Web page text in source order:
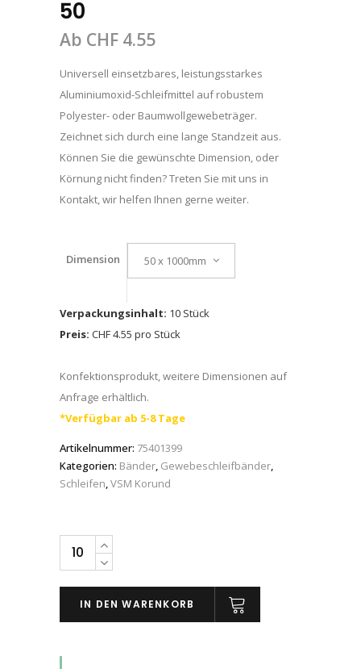
50
Ab CHF 4.55
Universell einsetzbares, leistungsstarkes
Aluminiumoxid-Schleifmittel auf robustem
Polyester- oder Baumwollgewebeträger.
Zeichnet sich durch eine lange Standzeit aus.
Können Sie die gewünschte Dimension, oder
Körnung nicht finden? Treten Sie mit uns in
Kontakt, wir helfen Ihnen gerne weiter.
Dimension 50 x 1000mm
Verpackungsinhalt: 10 Stück
Preis: CHF 4.55 pro Stück
Konfektionsprodukt, weitere Dimensionen auf
Anfrage erhältlich.
*Verfügbar ab 5-8 Tage
Artikelnummer: 75401399
Kategorien: Bänder, Gewebeschleifbänder,
Schleifen,VSM Korund
VSM
Schleifband
Gewebe
KorundIN DEN WARENKORB